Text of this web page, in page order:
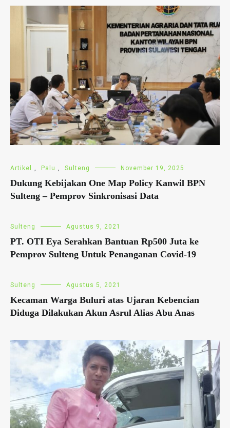
Artikel , Palu , Sulteng November 19, 2025
Dukung Kebijakan One Map Policy Kanwil BPN
Sulteng – Pemprov Sinkronisasi Data
Sulteng Agustus 9, 2021
PT. OTI Eya Serahkan Bantuan Rp500 Juta ke
Pemprov Sulteng Untuk Penanganan Covid-19
Sulteng Agustus 5, 2021
Kecaman Warga Buluri atas Ujaran Kebencian
Diduga Dilakukan Akun Asrul Alias Abu Anas